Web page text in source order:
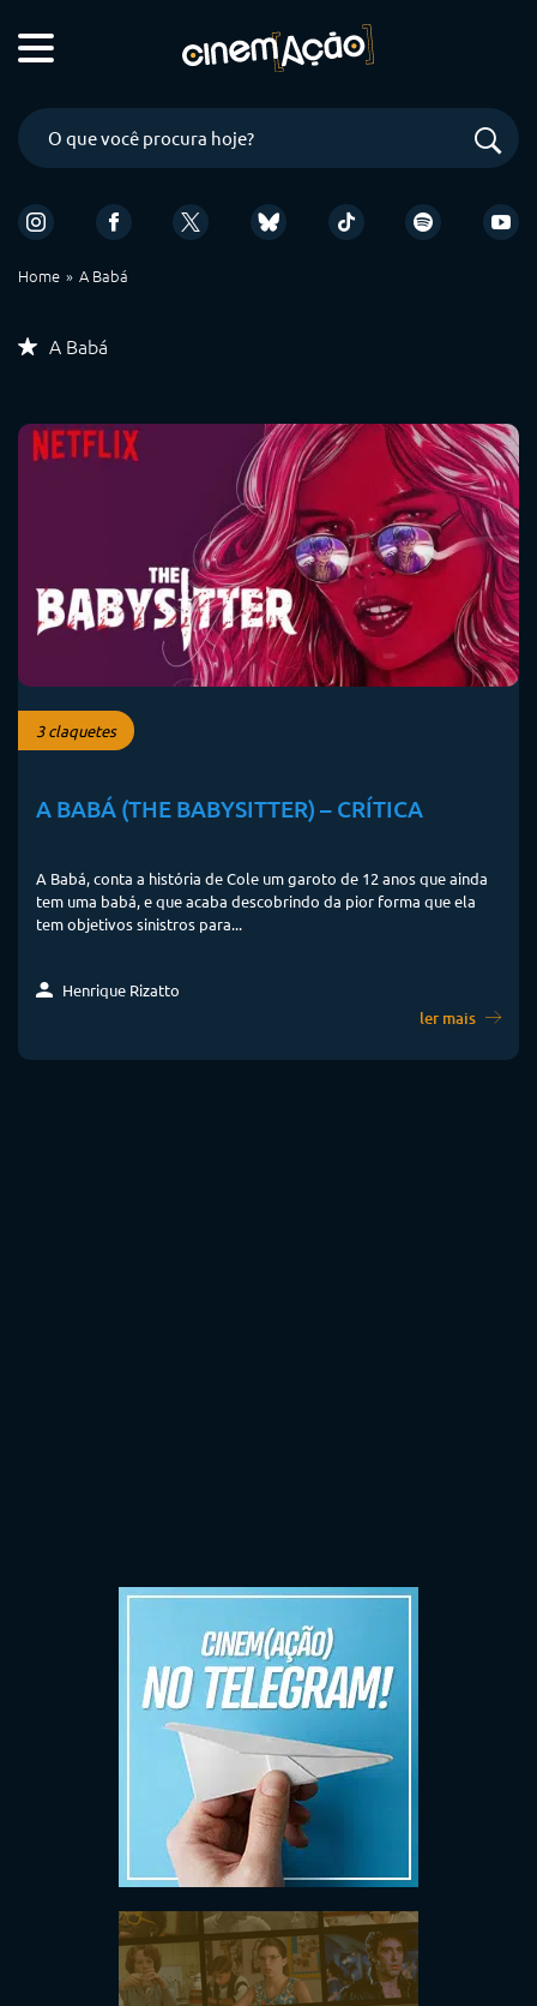
Home A Babá
A Babá
3 claquetes
A BABÁ (THE BABYSITTER) – CRÍTICA
A Babá, conta a história de Cole um garoto de 12 anos que ainda
tem uma babá, e que acaba descobrindo da pior forma que ela
tem objetivos sinistros para...
Henrique Rizatto
ler mais